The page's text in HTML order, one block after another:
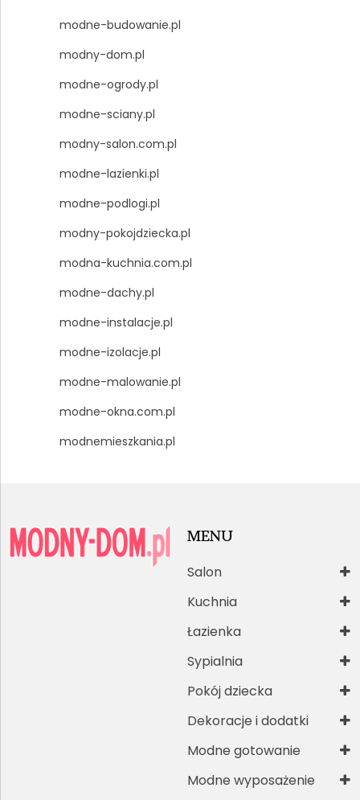
modne-budowanie.pl
modny-dom.pl
modne-ogrody.pl
modne-sciany.pl
modny-salon.com.pl
modne-lazienki.pl
modne-podlogi.pl
modny-pokojdziecka.pl
modna-kuchnia.com.pl
modne-dachy.pl
modne-instalacje.pl
modne-izolacje.pl
modne-malowanie.pl
modne-okna.com.pl
modnemieszkania.pl
MENU
Salon
Kuchnia
Łazienka
Sypialnia
Pokój dziecka
Dekoracje i dodatki
Modne gotowanie
Modne wyposażenie